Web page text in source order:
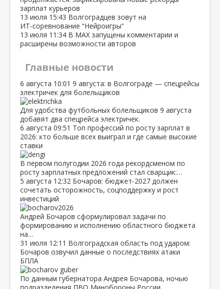
зарплат курьеров
13 июля 15:43 Волгоградцев зовут на
ИТ‑соревнование “Нейроигры”
13 июля 11:34 В МАХ запущены комментарии и
расширены возможности авторов
Главные новости
6 августа 10:01 9 августа: в Волгограде — спецрейсы
электричек для болельщиков
Для удобства футбольных болельщиков 9 августа
добавят два спецрейса электричек.
6 августа 09:51 Топ профессий по росту зарплат в
2026: кто больше всех выиграл и где самые высокие
ставки
В первом полугодии 2026 года рекордсменом по
росту зарплатных предложений стал сварщик:…
5 августа 12:32 Бочаров: бюджет‑2027 должен
сочетать осторожность, соцподдержку и рост
инвестиций
Андрей Бочаров сформулировал задачи по
формированию и исполнению областного бюджета
на…
31 июля 12:11 Волгоградская область под ударом:
Бочаров озвучил данные о последствиях атаки
БПЛА
По данным губернатора Андрея Бочарова, ночью